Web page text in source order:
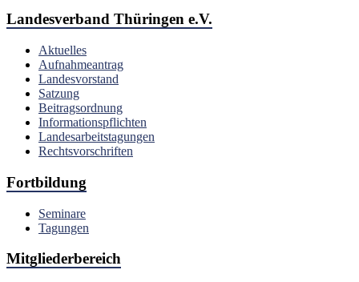
Landesverband Thüringen e.V.
Aktuelles
Aufnahmeantrag
Landesvorstand
Satzung
Beitragsordnung
Informationspflichten
Landesarbeitstagungen
Rechtsvorschriften
Fortbildung
Seminare
Tagungen
Mitgliederbereich